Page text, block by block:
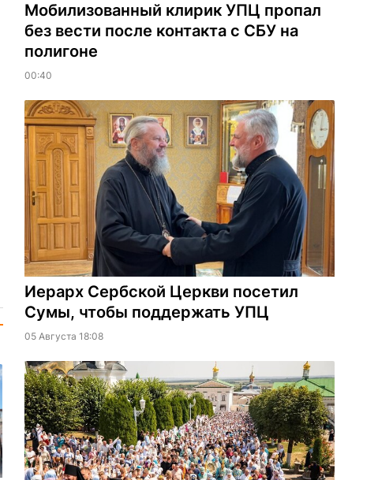
Мобилизованный клирик УПЦ пропал
без вести после контакта с СБУ на
полигоне
00:40
Иерарх Сербской Церкви посетил
Сумы, чтобы поддержать УПЦ
05 Августа 18:08